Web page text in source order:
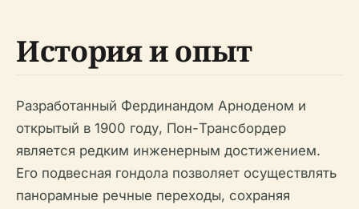
История и опыт
Разработанный Фердинандом Арноденом и
открытый в 1900 году, Пон-Трансбордер
является редким инженерным достижением.
Его подвесная гондола позволяет осуществлять
панорамные речные переходы, сохраняя